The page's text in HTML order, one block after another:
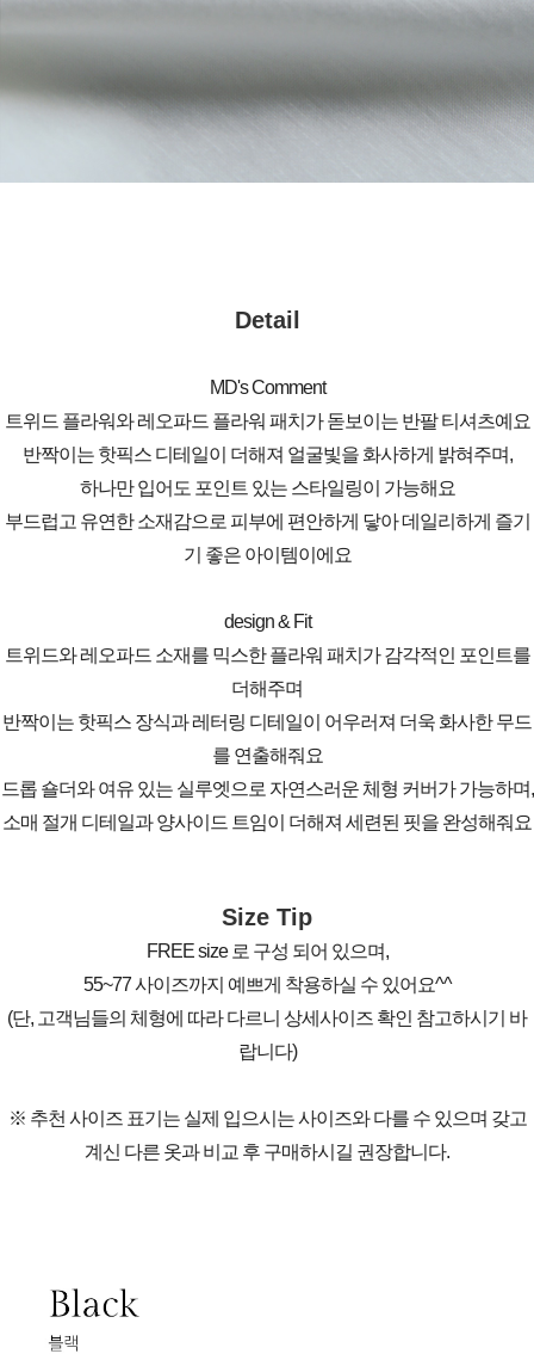
Detail
MD's Comment
트위드 플라워와 레오파드 플라워 패치가 돋보이는 반팔 티셔츠예요
반짝이는 핫픽스 디테일이 더해져 얼굴빛을 화사하게 밝혀주며,
하나만 입어도 포인트 있는 스타일링이 가능해요
부드럽고 유연한 소재감으로 피부에 편안하게 닿아 데일리하게 즐기
기 좋은 아이템이에요
design & Fit
트위드와 레오파드 소재를 믹스한 플라워 패치가 감각적인 포인트를
더해주며
반짝이는 핫픽스 장식과 레터링 디테일이 어우러져 더욱 화사한 무드
를 연출해줘요
드롭 숄더와 여유 있는 실루엣으로 자연스러운 체형 커버가 가능하며,
소매 절개 디테일과 양사이드 트임이 더해져 세련된 핏을 완성해줘요
Size Tip
FREE size 로 구성 되어 있으며,
55~77 사이즈까지 예쁘게 착용하실 수 있어요^^
(단, 고객님들의 체형에 따라 다르니 상세사이즈 확인 참고하시기 바
랍니다)
※ 추천 사이즈 표기는 실제 입으시는 사이즈와 다를 수 있으며 갖고
계신 다른 옷과 비교 후 구매하시길 권장합니다.